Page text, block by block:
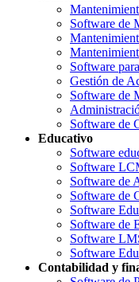
Software de
Software
Gestión de
Software de
Software de
Educativo
Software
Software
Software de
Software de
Software
Software de
Software
Software
Contabilidad y